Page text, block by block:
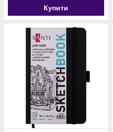
Купити